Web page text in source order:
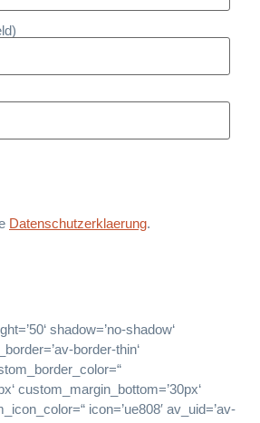
Datenschutzerklaerung.
shadow=’no-shadow‘
border-thin‘
custom_margin_bottom=’30px‘
icon=’ue808′ av_uid=’av-